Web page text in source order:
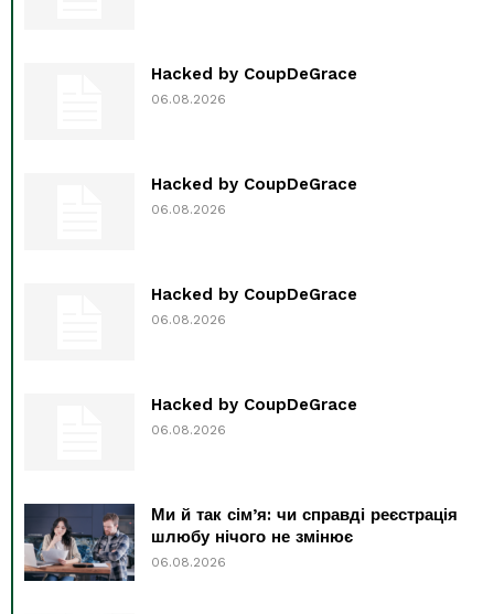
Hacked by CoupDeGrace
06.08.2026
Hacked by CoupDeGrace
06.08.2026
Hacked by CoupDeGrace
06.08.2026
Hacked by CoupDeGrace
06.08.2026
Ми й так сім’я: чи справді реєстрація
шлюбу нічого не змінює
06.08.2026